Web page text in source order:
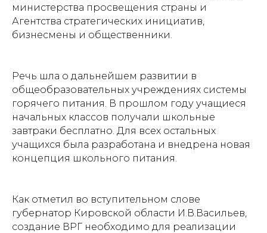
министерства просвещения страны и
Агентства стратегических инициатив,
бизнесмены и общественники.
Речь шла о дальнейшем развитии в
общеобразовательных учреждениях системы
горячего питания. В прошлом году учащиеся
начальных классов получали школьные
завтраки бесплатно. Для всех остальных
учащихся была разработана и внедрена новая
концепция школьного питания.
Как отметил во вступительном слове
губернатор Кировской области И.В.Васильев,
создание ВРГ необходимо для реализации